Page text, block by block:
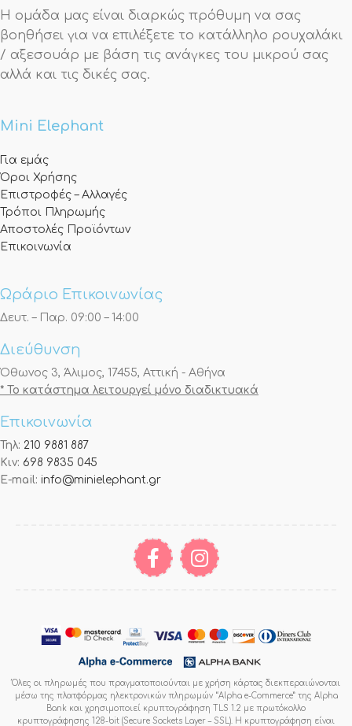
Η ομάδα μας είναι διαρκώς πρόθυμη να σας
βοηθήσει για να επιλέξετε το κατάλληλο ρουχαλάκι
/ αξεσουάρ με βάση τις ανάγκες του μικρού σας
αλλά και τις δικές σας.
Mini Elephant
Για εμάς
Όροι Χρήσης
Επιστροφές – Αλλαγές
Τρόποι Πληρωμής
Αποστολές Προϊόντων
Επικοινωνία
Ωράριο Επικοινωνίας
Δευτ. – Παρ. 09:00 – 14:00
Διεύθυνση
Όθωνος 3, Άλιμος, 17455, Αττική - Αθήνα
* Το κατάστημα λειτουργεί μόνο διαδικτυακά
Επικοινωνία
Τηλ: 210 9881 887
Κιν: 698 9835 045
E-mail: info@minielephant.gr
Όλες οι πληρωμές που πραγματοποιούνται με χρήση κάρτας διεκπεραιώνονται
μέσω της πλατφόρμας ηλεκτρονικών πληρωμών “Alpha e-Commerce” της Alpha
Bank και χρησιμοποιεί κρυπτογράφηση TLS 1.2 με πρωτόκολλο
κρυπτογράφησης 128-bit (Secure Sockets Layer – SSL). Η κρυπτογράφηση είναι